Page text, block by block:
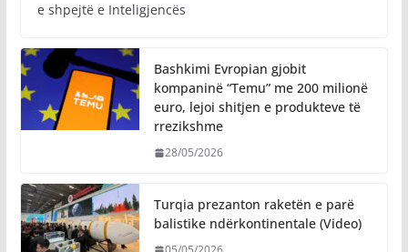
e shpejtë e Inteligjencës
Bashkimi Evropian gjobit
kompaninë “Temu” me 200 milionë
euro, lejoi shitjen e produkteve të
rrezikshme
28/05/2026
Turqia prezanton raketën e parë
balistike ndërkontinentale (Video)